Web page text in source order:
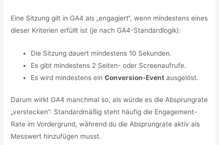
Eine Sitzung gilt in GA4 als „engagiert“, wenn mindestens eines
dieser Kriterien erfüllt ist (je nach GA4-Standardlogik):
Die Sitzung dauert mindestens 10 Sekunden.
Es gibt mindestens 2 Seiten- oder Screenaufrufe.
Es wird mindestens einConversion-Event ausgelöst.
Darum wirkt GA4 manchmal so, als würde es die Absprungrate
„verstecken“: Standardmäßig steht häufig die Engagement-
Rate im Vordergrund, während du die Absprungrate aktiv als
Messwert hinzufügen musst.